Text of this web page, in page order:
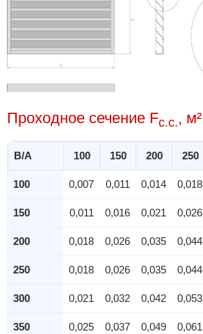
Проходное сечение Fс.с., м²
B/A 100 150 200 250
100 0,007 0,011 0,014 0,018
150 0,011 0,016 0,021 0,026
200 0,018 0,026 0,035 0,044
250 0,018 0,026 0,035 0,044
300 0,021 0,032 0,042 0,053
350 0,025 0,037 0,049 0,061